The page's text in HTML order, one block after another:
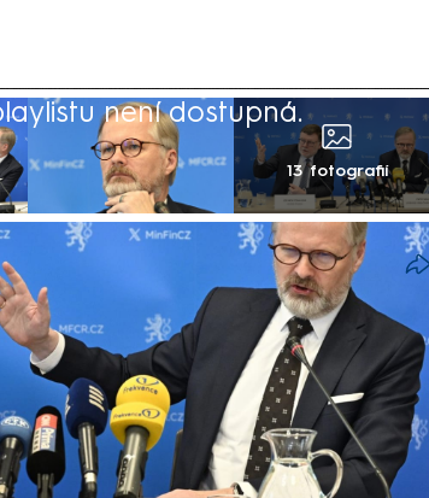
není dostupná.
13 fotografií
271,4 miliardy korun, oznámilo
od pandemie, zároveň pátý
Petr Fiala (ODS) k výsledkům uvedl,
ministra financí Zbyňka Stanjury